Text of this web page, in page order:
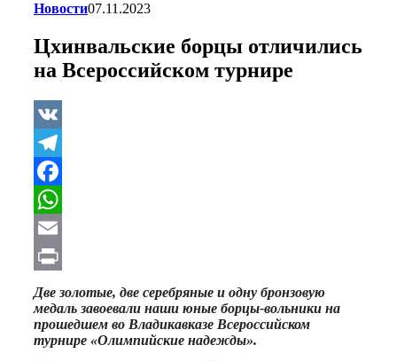
Новости07.11.2023
Цхинвальские борцы отличились
на Всероссийском турнире
VK
Telegram
Facebook
WhatsApp
Email
Print
Две золотые, две серебряные и одну бронзовую
медаль завоевали наши юные борцы-вольники на
прошедшем во Владикавказе Всероссийском
турнире «Олимпийские надежды».